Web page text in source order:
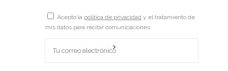
Acepto la política de privacidad y el tratamiento de
mis datos para recibir comunicaciones.